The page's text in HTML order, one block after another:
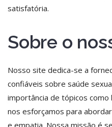
satisfatória.
Sobre o
Nosso site dedica-se a
confiáveis sobre saúde
importância de tópicos
nos esforçamos para
e empatia. Nossa missão é